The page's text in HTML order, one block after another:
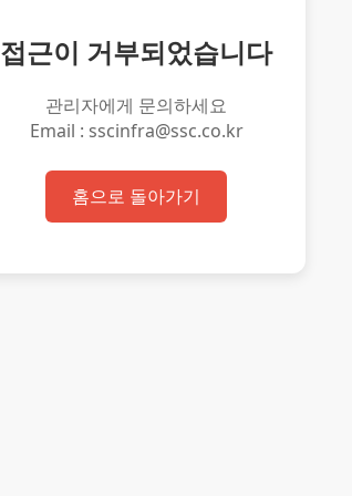
접근이 거부되었습니다
관리자에게 문의하세요
Email : sscinfra@ssc.co.kr
홈으로 돌아가기